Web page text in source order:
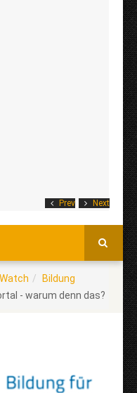
Prev Next
Bildung
- warum denn das?